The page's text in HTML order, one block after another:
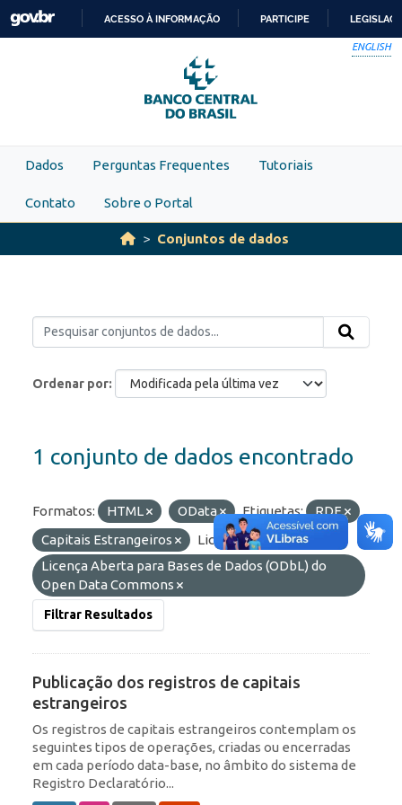
Skip to main content
PARA
O
CONTEÚDO
ACESSO À INFORMAÇÃO PARTICIPE
ENGLISH
Dados Perguntas Frequentes Tutoriais
Contato Sobre o Portal
Conjuntos de dados
Ordenar por
1 conjunto de dados encontrado
Formatos: HTML OData Etiquetas:
RDE
Capitais Estrangeiros
Licenças:
Licença Aberta para Bases de Dados (ODbL) do
Open Data Commons
Filtrar Resultados
Publicação dos registros de capitais
estrangeiros
Os registros de capitais estrangeiros contemplam os
seguintes tipos de operações, criadas ou encerradas
em cada período data-base, no âmbito do sistema de
Registro Declaratório...